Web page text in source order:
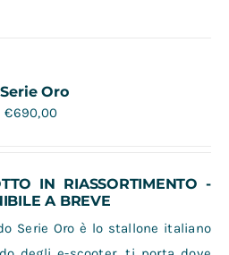
Oro
€690,00
IN RIASSORTIMENTO -
A BREVE
Serie Oro è lo stallone italiano